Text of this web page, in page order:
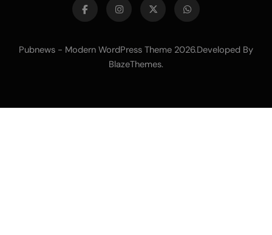
Pubnews - Modern WordPress Theme 2026.Developed By
BlazeThemes.